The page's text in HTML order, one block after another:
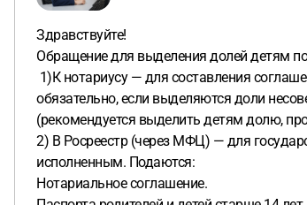
Здравствуйте!
Обращение для выделения долей детям
1)К нотариусу — для составления
обязательно, если выделяются доли
(рекомендуется выделить детям долю,
2) В Росреестр (через МФЦ) — для
исполненным. Подаются:
Нотариальное соглашение.